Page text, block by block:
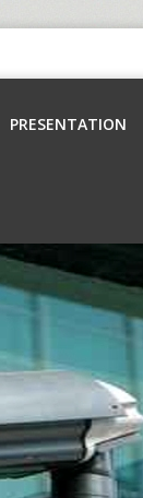
PRESENTATION